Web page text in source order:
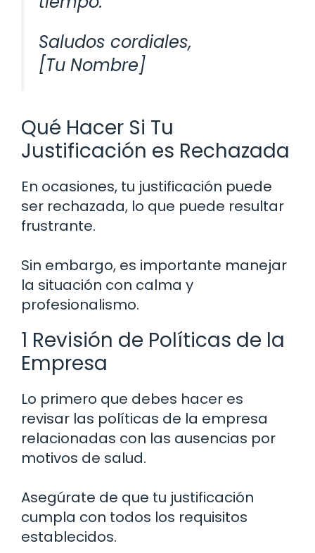
Saludos cordiales,
[Tu Nombre]
Qué Hacer Si Tu
Justificación es Rechazada
En ocasiones, tu justificación puede
ser rechazada, lo que puede resultar
frustrante.
Sin embargo, es importante manejar
la situación con calma y
profesionalismo.
1 Revisión de Políticas de la
Empresa
Lo primero que debes hacer es
revisar las políticas de la empresa
relacionadas con las ausencias por
motivos de salud.
Asegúrate de que tu justificación
cumpla con todos los requisitos
establecidos.